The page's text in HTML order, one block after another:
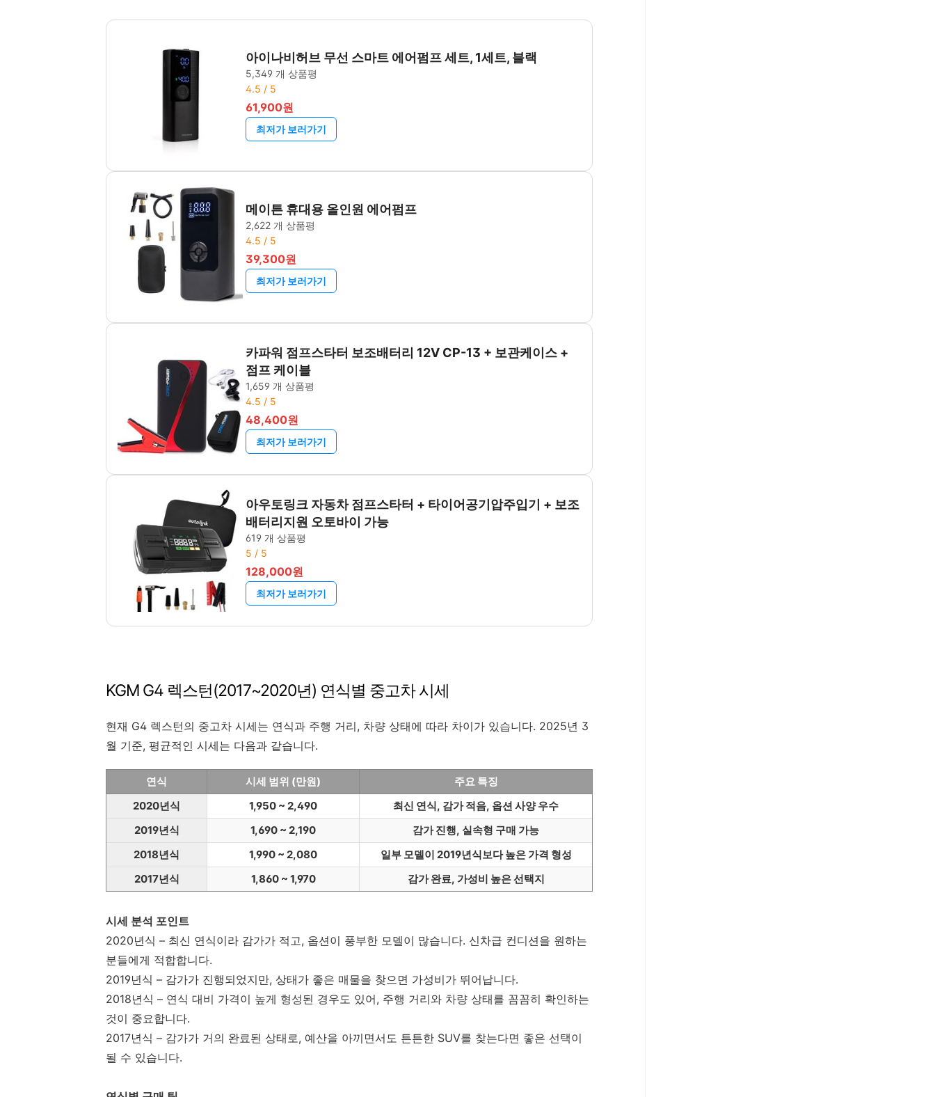
아이나비허브 무선 스마트 에어펌프 세트, 1세트, 블랙
5,349 개 상품평
4.5 / 5
61,900원
최저가 보러가기
메이튼 휴대용 올인원 에어펌프
2,622 개 상품평
4.5 / 5
39,300원
최저가 보러가기
카파워 점프스타터 보조배터리 12V CP-13 + 보관케이스 +
점프 케이블
1,659 개 상품평
4.5 / 5
48,400원
최저가 보러가기
아우토링크 자동차 점프스타터 + 타이어공기압주입기 + 보조
배터리지원 오토바이 가능
619 개 상품평
5 / 5
128,000원
최저가 보러가기
KGM G4 렉스턴(2017~2020년) 연식별 중고차 시세
현재 G4 렉스턴의 중고차 시세는 연식과 주행 거리, 차량 상태에 따라 차이가 있습니다. 2025년 3
월 기준, 평균적인 시세는 다음과 같습니다.
연식 시세 범위 (만원)
주요 특징
2020년식
1,950 ~ 2,490
최신 연식, 감가 적음, 옵션 사양 우수
2019년식
1,690 ~ 2,190
감가 진행, 실속형 구매 가능
2018년식
1,990 ~ 2,080
일부 모델이 2019년식보다 높은 가격 형성
2017년식
1,860 ~ 1,970 감가 완료, 가성비 높은 선택지
시세 분석 포인트
2020년식 – 최신 연식이라 감가가 적고, 옵션이 풍부한 모델이 많습니다. 신차급 컨디션을 원하는
분들에게 적합합니다.
2019년식 – 감가가 진행되었지만, 상태가 좋은 매물을 찾으면 가성비가 뛰어납니다.
2018년식 – 연식 대비 가격이 높게 형성된 경우도 있어, 주행 거리와 차량 상태를 꼼꼼히 확인하는
것이 중요합니다.
2017년식 – 감가가 거의 완료된 상태로, 예산을 아끼면서도 튼튼한 SUV를 찾는다면 좋은 선택이
될 수 있습니다.